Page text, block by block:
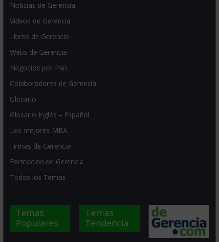
Noticias de Gerencia
Videos de Gerencia
Libros de Gerencia
Webs de Gerencia
Negocios por País
Colaboradores de Gerencia
Glosario
Glosario Inglés – Español
Los mejores MBA
Firmas de Gerencia
Formación de Gerencia
Todos los Temas
Temas
Populares
Temas
Tendencia